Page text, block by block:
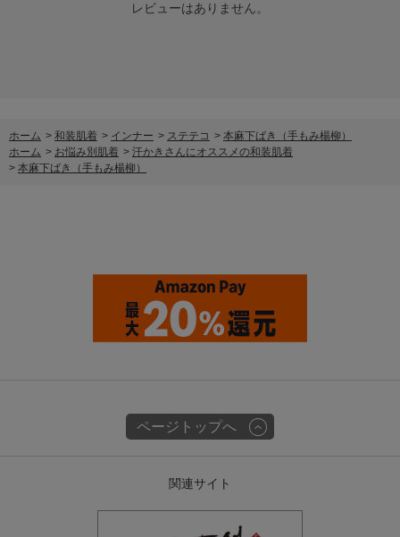
レビューはありません。
ホーム > 和装肌着 > インナー > ステテコ > 本麻下ばき（手もみ楊柳）
ホーム > お悩み別肌着 > 汗かきさんにオススメの和装肌着
> 本麻下ばき（手もみ楊柳）
ページトップへ
関連サイト